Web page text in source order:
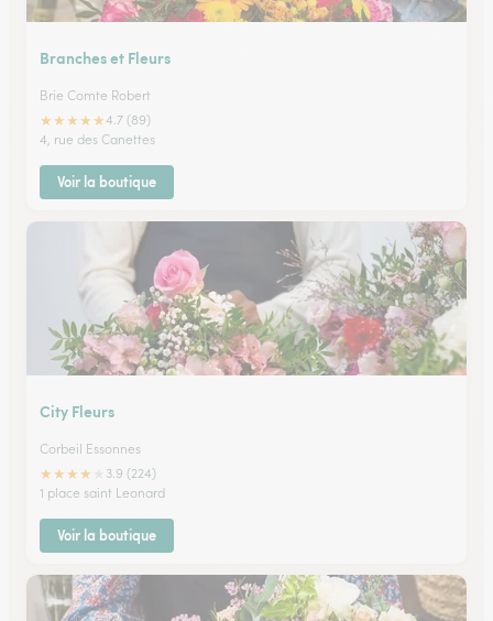
Branches et Fleurs
Brie Comte Robert
★★★★★4.7 (89)
4, rue des Canettes
Voir la boutique
City Fleurs
Corbeil Essonnes
★★★★
3.9 (224)
1 place saint Leonard
Voir la boutique